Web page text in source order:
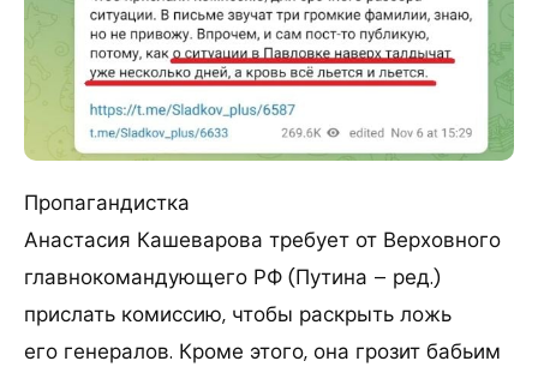
Пропагандистка
Анастасия Кашеварова требует от Верховного
главнокомандующего РФ (Путина – ред.)
прислать комиссию, чтобы раскрыть ложь
его генералов. Кроме этого, она грозит бабьим